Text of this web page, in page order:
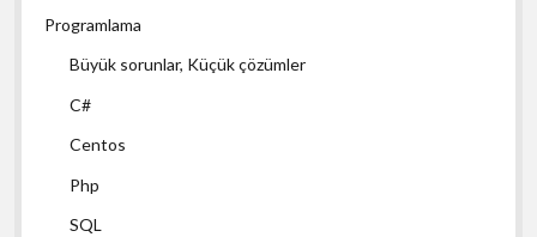
Programlama
Büyük sorunlar, Küçük çözümler
C#
Centos
Php
SQL